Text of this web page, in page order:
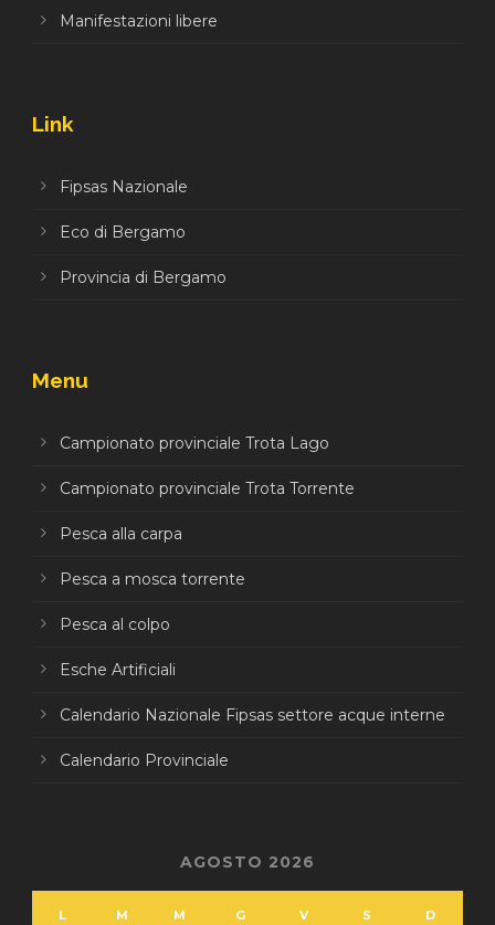
Manifestazioni libere
Link
Fipsas Nazionale
Eco di Bergamo
Provincia di Bergamo
Menu
Campionato provinciale Trota Lago
Campionato provinciale Trota Torrente
Pesca alla carpa
Pesca a mosca torrente
Pesca al colpo
Esche Artificiali
Calendario Nazionale Fipsas settore acque interne
Calendario Provinciale
AGOSTO 2026
L M M G V S D